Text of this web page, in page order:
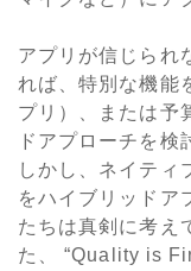
アプリが信じられ
れば、特別な機能
プリ）、または予
ドアプローチを検
しかし、ネイティ
をハイブリッドア
たちは真剣に考え
た、 “Quality is